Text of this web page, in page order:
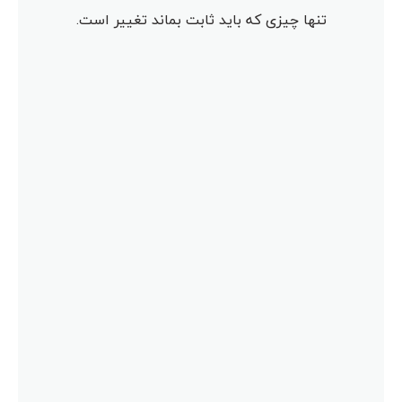
تنها چیزی که باید ثابت بماند تغییر است.